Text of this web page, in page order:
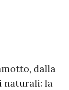
dalla
naturali: la